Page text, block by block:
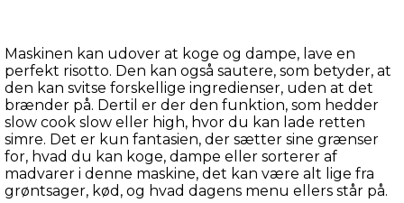
Maskinen kan udover at koge og dampe, lave en
perfekt risotto. Den kan også sautere, som betyder, at
den kan svitse forskellige ingredienser, uden at det
brænder på. Dertil er der den funktion, som hedder
slow cook slow eller high, hvor du kan lade retten
simre. Det er kun fantasien, der sætter sine grænser
for, hvad du kan koge, dampe eller sorterer af
madvarer i denne maskine, det kan være alt lige fra
grøntsager, kød, og hvad dagens menu ellers står på.